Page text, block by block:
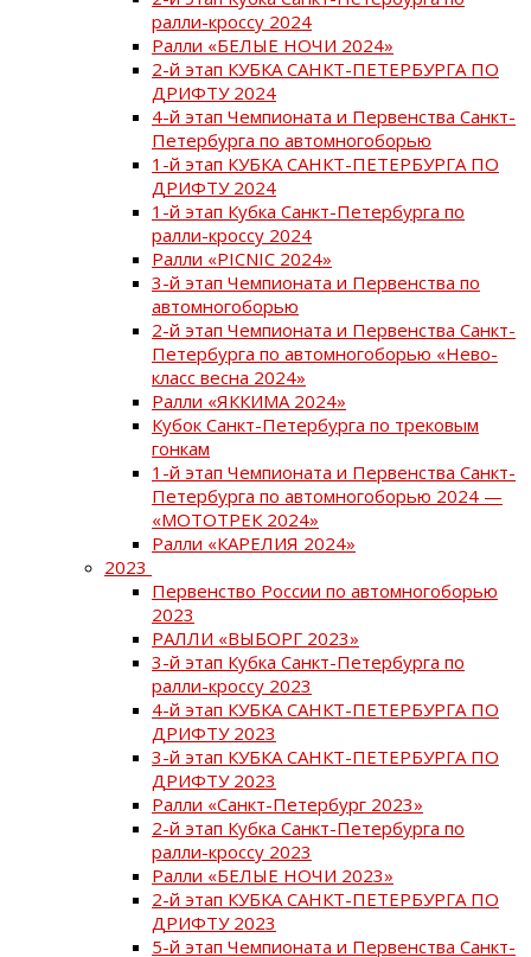
ралли-кроссу 2024
Ралли «БЕЛЫЕ НОЧИ 2024»
2-й этап КУБКА САНКТ-ПЕТЕРБУРГА ПО
ДРИФТУ 2024
4-й этап Чемпионата и Первенства Санкт-
Петербурга по автомногоборью
1-й этап КУБКА САНКТ-ПЕТЕРБУРГА ПО
ДРИФТУ 2024
1-й этап Кубка Санкт-Петербурга по
ралли-кроссу 2024
Ралли «PICNIC 2024»
3-й этап Чемпионата и Первенства по
автомногоборью
2-й этап Чемпионата и Первенства Санкт-
Петербурга по автомногоборью «Нево-
класс весна 2024»
Ралли «ЯККИМА 2024»
Кубок Санкт-Петербурга по трековым
гонкам
1-й этап Чемпионата и Первенства Санкт-
Петербурга по автомногоборью 2024 —
«МОТОТРЕК 2024»
Ралли «КАРЕЛИЯ 2024»
2023
Первенство России по автомногоборью
2023
РАЛЛИ «ВЫБОРГ 2023»
3-й этап Кубка Санкт-Петербурга по
ралли-кроссу 2023
4-й этап КУБКА САНКТ-ПЕТЕРБУРГА ПО
ДРИФТУ 2023
3-й этап КУБКА САНКТ-ПЕТЕРБУРГА ПО
ДРИФТУ 2023
Ралли «Санкт-Петербург 2023»
2-й этап Кубка Санкт-Петербурга по
ралли-кроссу 2023
Ралли «БЕЛЫЕ НОЧИ 2023»
2-й этап КУБКА САНКТ-ПЕТЕРБУРГА ПО
ДРИФТУ 2023
5-й этап Чемпионата и Первенства Санкт-